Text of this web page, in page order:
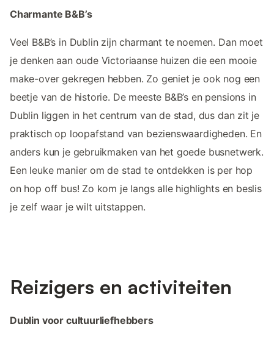
Charmante B&B’s
Veel B&B’s in Dublin zijn charmant te noemen. Dan moet
je denken aan oude Victoriaanse huizen die een mooie
make-over gekregen hebben. Zo geniet je ook nog een
beetje van de historie. De meeste B&B’s en pensions in
Dublin liggen in het centrum van de stad, dus dan zit je
praktisch op loopafstand van bezienswaardigheden. En
anders kun je gebruikmaken van het goede busnetwerk.
Een leuke manier om de stad te ontdekken is per hop
on hop off bus! Zo kom je langs alle highlights en beslis
je zelf waar je wilt uitstappen.
Reizigers en activiteiten
Dublin voor cultuurliefhebbers